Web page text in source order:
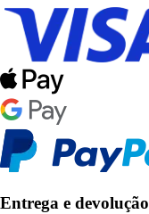
Entrega e devolução